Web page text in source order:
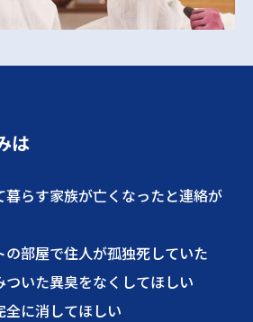
は
暮らす家族が亡くなったと連絡が
部屋で住人が孤独死していた
いた異臭をなくしてほしい
に消してほしい